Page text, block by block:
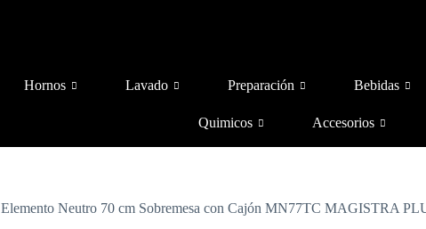
Hornos Lavado Preparación Bebidas
Quimicos Accesorios
Neutro 70 cm Sobremesa con Cajón MN77TC MAGISTRA